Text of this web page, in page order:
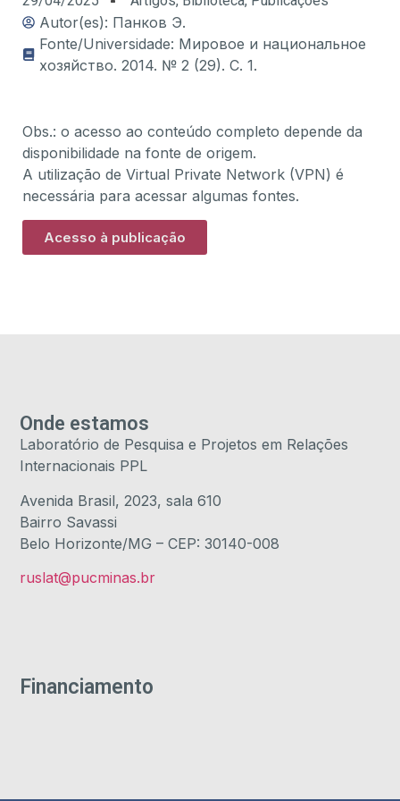
Autor(es): Панков Э.
Fonte/Universidade: Мировое и национальное
хозяйство. 2014. № 2 (29). С. 1.
Obs.: o acesso ao conteúdo completo depende da
disponibilidade na fonte de origem.
A utilização de Virtual Private Network (VPN) é
necessária para acessar algumas fontes.
Acesso à publicação
Financiamento
Onde estamos
Laboratório de Pesquisa e Projetos em Relações
Internacionais PPL
Avenida Brasil, 2023, sala 610
Bairro Savassi
Belo Horizonte/MG – CEP: 30140-008
ruslat@pucminas.br